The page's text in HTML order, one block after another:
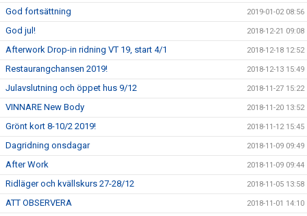
God fortsättning 2019-01-02 08:56
God jul! 2018-12-21 09:08
Afterwork Drop-in ridning VT 19, start 4/1 2018-12-18 12:52
Restaurangchansen 2019! 2018-12-13 15:49
Julavslutning och öppet hus 9/12 2018-11-27 15:22
VINNARE New Body 2018-11-20 13:52
Grönt kort 8-10/2 2019! 2018-11-12 15:45
Dagridning onsdagar 2018-11-09 09:49
After Work 2018-11-09 09:44
Ridläger och kvällskurs 27-28/12 2018-11-05 13:58
ATT OBSERVERA 2018-11-01 14:10